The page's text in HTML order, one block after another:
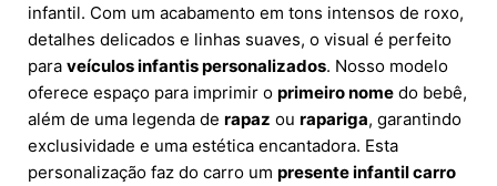
infantil. Com um acabamento em tons intensos de roxo,
detalhes delicados e linhas suaves, o visual é perfeito
para veículos infantis personalizados. Nosso modelo
oferece espaço para imprimir o primeiro nome do bebê,
além de uma legenda de rapaz ou rapariga, garantindo
exclusividade e uma estética encantadora. Esta
personalização faz do carro um presente infantil carro